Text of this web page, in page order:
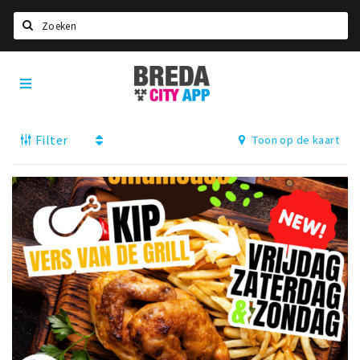
Home
Deals
Nieuws, interviews & blogs
Eten
Drinken
Slapen
Recreatief
Winkels
Breda
City
App
Filter Toon op de kaart